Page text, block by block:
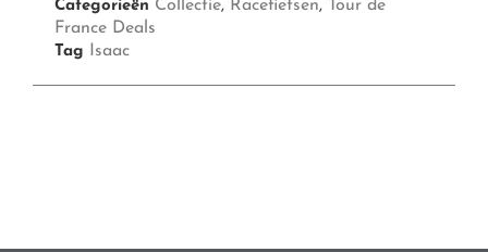
Categorieën Collectie, Racefietsen,
Tour de
France Deals
Tag Isaac